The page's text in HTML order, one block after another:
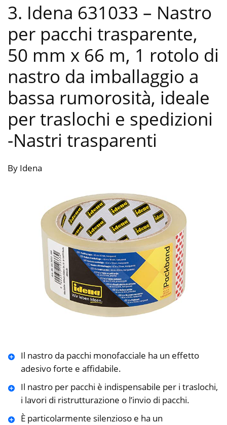
3. Idena 631033 – Nastro
per pacchi trasparente,
50 mm x 66 m, 1 rotolo di
nastro da imballaggio a
bassa rumorosità, ideale
per traslochi e spedizioni
-Nastri trasparenti
By Idena
Il nastro da pacchi monofacciale ha un effetto
adesivo forte e affidabile.
Il nastro per pacchi è indispensabile per i traslochi,
i lavori di ristrutturazione o l’invio di pacchi.
È particolarmente silenzioso e ha un